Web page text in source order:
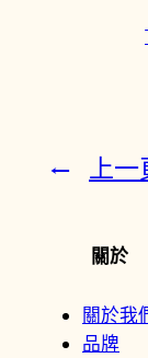
← 上
關於
關於我
品牌